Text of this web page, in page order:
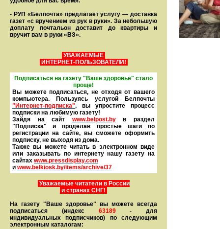
- РУП «Белпочта» предлагает услугу — доставка
газет «с вручением из рук в руки». За небольшую
доплату почтальон доставит до квартиры и
вручит вам в руки «ВЗ».
УВАЖАЕМЫЕ
ИНТЕРНЕТ-ПОЛЬЗОВАТЕЛИ!
Подписаться на газету "Ваше здоровье" стало
проще!
Вы можете подписаться, не отходя от вашего
компьютера. Пользуясь услугой Белпочты
"Интернет-подписка", вы упростите процесс
подписки на любимую газету!
Зайдя на сайт www.belpost.by
в раздел
"Подписка" и проделав простые шаги по
регистрации на сайте, вы сможете оформить
под­писку, не выходя из дома.
Также вы можете читать в элек­тронном виде
или заказывать по интернету нашу газету на
сайтах www.pressdisplay.com
и www.belkiosk.by/items/archive/37
Уважаемые читатели в России
и странах СНГ!
На газету "Ваше здоровье" вы можете всегда
подписаться (индекс 63189- для
индивидуальных подписчиков) по следующим
электронным каталогам: